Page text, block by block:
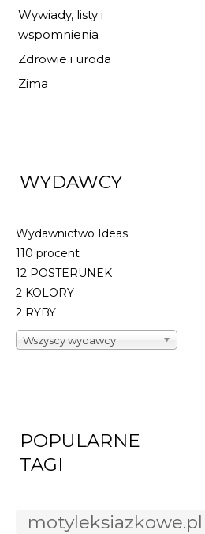
Wywiady, listy i
wspomnienia
Zdrowie i uroda
Zima
WYDAWCY
Wydawnictwo Ideas
110 procent
12 POSTERUNEK
2 KOLORY
2 RYBY
Wszyscy wydawcy
POPULARNE
TAGI
motyleksiazkowe.pl